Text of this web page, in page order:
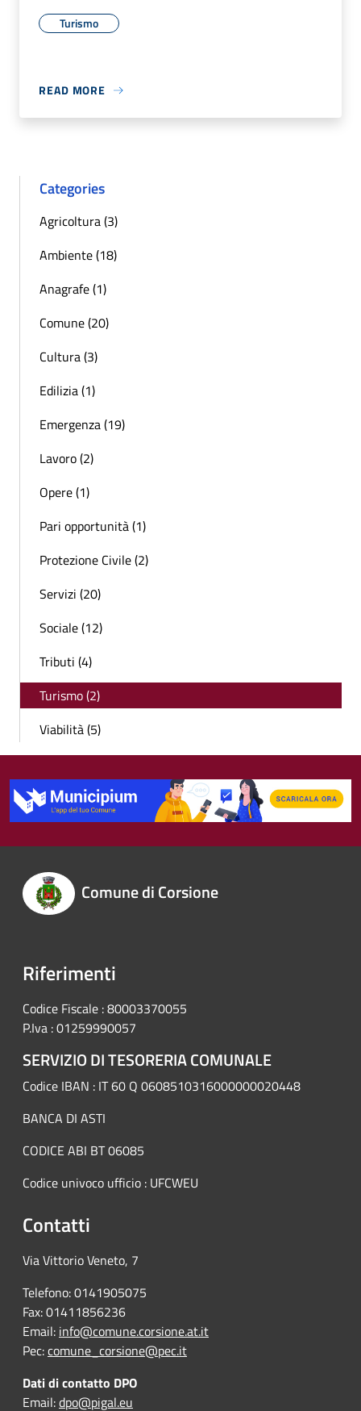
Turismo
READ MORE
Categories
Agricoltura (3)
Ambiente (18)
Anagrafe (1)
Comune (20)
Cultura (3)
Edilizia (1)
Emergenza (19)
Lavoro (2)
Opere (1)
Pari opportunità (1)
Protezione Civile (2)
Servizi (20)
Sociale (12)
Tributi (4)
Turismo (2)
Viabilità (5)
Comune di Corsione
Riferimenti
Codice Fiscale : 80003370055
P.Iva : 01259990057
SERVIZIO DI TESORERIA COMUNALE
Codice IBAN : IT 60 Q 0608510316000000020448
BANCA DI ASTI
CODICE ABI BT 06085
Codice univoco ufficio : UFCWEU
Contatti
Via Vittorio Veneto, 7
Telefono: 0141905075
Fax: 01411856236
Email: info@comune.corsione.at.it
Pec:comune_corsione@pec.it
Dati di contatto DPO
Email:dpo@pigal.eu